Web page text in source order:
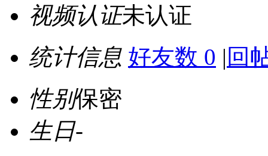
视频认证未认证
统计信息 好友数 0 | 回
性别保密
生日-